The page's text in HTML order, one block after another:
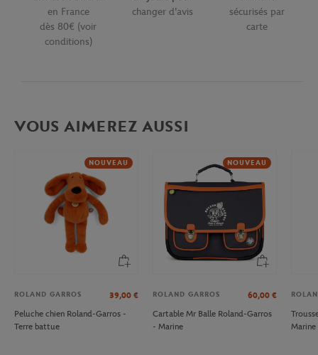
en France
dès 80€ (voir
conditions)
changer d'avis
sécurisés par
carte
VOUS AIMEREZ AUSSI
NOUVEAU
ROLAND GARROS 39,00 €
Peluche chien Roland-Garros -
Terre battue
NOUVEAU
ROLAND GARROS 60,00 €
Cartable Mr Balle Roland-Garros
- Marine
Marine